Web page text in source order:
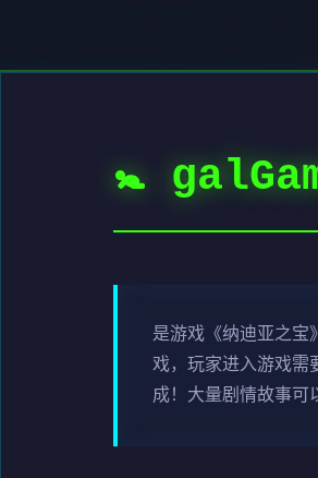
🚼
是游戏《纳迪亚之宝
戏，玩家进入游戏需
成！大量剧情故事可